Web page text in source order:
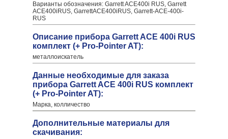
Варианты обозначения: Garrett ACE400i RUS, Garrett
ACE400iRUS, GarrettACE400iRUS, Garrett-ACE-400i-
RUS
Описание прибора Garrett ACE 400i RUS
комплект (+ Pro-Pointer AT):
металлоискатель
Данные необходимые для заказа
прибора Garrett ACE 400i RUS комплект
(+ Pro-Pointer AT):
Марка, колличество
Дополнительные материалы для
скачивания: